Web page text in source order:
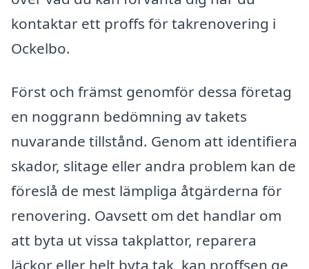
kontaktar ett proffs för takrenovering i
Ockelbo.
Först och främst genomför dessa företag
en noggrann bedömning av takets
nuvarande tillstånd. Genom att identifiera
skador, slitage eller andra problem kan de
föreslå de mest lämpliga åtgärderna för
renovering. Oavsett om det handlar om
att byta ut vissa takplattor, reparera